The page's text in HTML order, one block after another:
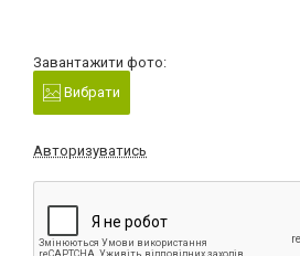
Завантажити фото:
Вибрати
Авторизуватись